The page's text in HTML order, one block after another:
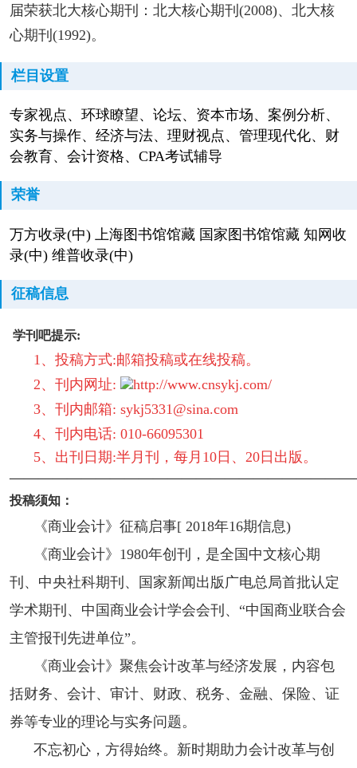
届荣获北大核心期刊：北大核心期刊(2008)、北大核
心期刊(1992)。
栏目设置
专家视点、环球瞭望、论坛、资本市场、案例分析、
实务与操作、经济与法、理财视点、管理现代化、财
会教育、会计资格、CPA考试辅导
荣誉
万方收录(中) 上海图书馆馆藏 国家图书馆馆藏 知网收
录(中) 维普收录(中)
征稿信息
学刊吧提示:
1、投稿方式:邮箱投稿或在线投稿。
2、刊内网址:
http://www.cnsykj.com/
3、刊内邮箱: sykj5331@sina.com
4、刊内电话: 010-66095301
5、出刊日期:半月刊，每月10日、20日出版。
投稿须知：
《商业会计》征稿启事[ 2018年16期信息)
《商业会计》1980年创刊，是全国中文核心期
刊、中央社科期刊、国家新闻出版广电总局首批认定
学术期刊、中国商业会计学会会刊、“中国商业联合会
主管报刊先进单位”。
《商业会计》聚焦会计改革与经济发展，内容包
括财务、会计、审计、财政、税务、金融、保险、证
券等专业的理论与实务问题。
不忘初心，方得始终。新时期助力会计改革与创